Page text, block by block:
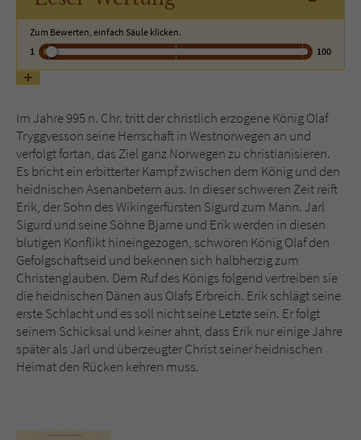
Zum Bewerten, einfach Säule klicken.
1
100
Im Jahre 995 n. Chr. tritt der christlich erzogene König Olaf
Tryggvesson seine Herrschaft in Westnorwegen an und
verfolgt fortan, das Ziel ganz Norwegen zu christianisieren.
Es bricht ein erbitterter Kampf zwischen dem König und den
heidnischen Asenanbetern aus. In dieser schweren Zeit reift
Erik, der Sohn des Wikingerfürsten Sigurd zum Mann. Jarl
Sigurd und seine Söhne Bjarne und Erik werden in diesen
blutigen Konflikt hineingezogen, schwören König Olaf den
Gefolgschaftseid und bekennen sich halbherzig zum
Christenglauben. Dem Ruf des Königs folgend vertreiben sie
die heidnischen Dänen aus Olafs Erbreich. Erik schlägt seine
erste Schlacht und es soll nicht seine Letzte sein. Er folgt
seinem Schicksal und keiner ahnt, dass Erik nur einige Jahre
später als Jarl und überzeugter Christ seiner heidnischen
Heimat den Rücken kehren muss.
Name tx_pwcomments_ahash
Anbieter
Laufzeit 1 Jahr
Zweck Cookie für Kommentare einzelner Buchtitel
Name fe_typo_user
Anbieter Literatur-Couch Medien GmbH & Co. KG
Laufzeit Session
Zweck
Dieses Cookie gewährleistet die
Kommunikation der Webseite mit dem
Benutzer. Es wird benötigt um z. B. den
Sicherheitscode des Kontaktformulars zu